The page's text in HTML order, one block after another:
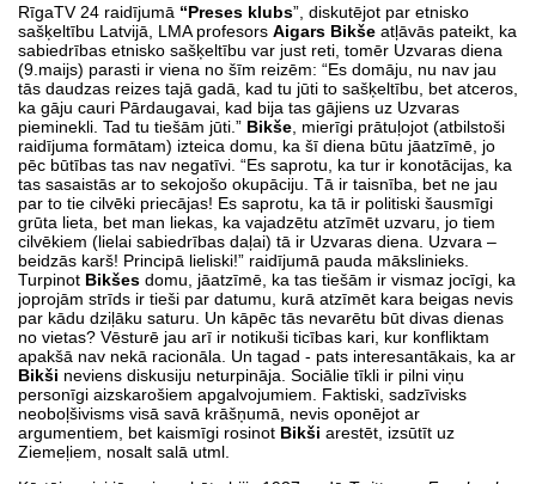
RīgaTV 24 raidījumā “Preses klubs”, diskutējot par etnisko
sašķeltību Latvijā, LMA profesors Aigars Bikše atļāvās pateikt, ka
sabiedrības etnisko sašķeltību var just reti, tomēr Uzvaras diena
(9.maijs) parasti ir viena no šīm reizēm: “Es domāju, nu nav jau
tās daudzas reizes tajā gadā, kad tu jūti to sašķeltību, bet atceros,
ka gāju cauri Pārdaugavai, kad bija tas gājiens uz Uzvaras
pieminekli. Tad tu tiešām jūti.” Bikše , mierīgi prātuļojot (atbilstoši
raidījuma formātam) izteica domu, ka šī diena būtu jāatzīmē, jo
pēc būtības tas nav negatīvi. “Es saprotu, ka tur ir konotācijas, ka
tas sasaistās ar to sekojošo okupāciju. Tā ir taisnība, bet ne jau
par to tie cilvēki priecājas! Es saprotu, ka tā ir politiski šausmīgi
grūta lieta, bet man liekas, ka vajadzētu atzīmēt uzvaru, jo tiem
cilvēkiem (lielai sabiedrības daļai) tā ir Uzvaras diena. Uzvara –
beidzās karš! Principā lieliski!” raidījumā pauda mākslinieks.
Turpinot Bikšes domu, jāatzīmē, ka tas tiešām ir vismaz jocīgi, ka
joprojām strīds ir tieši par datumu, kurā atzīmēt kara beigas nevis
par kādu dziļāku saturu. Un kāpēc tās nevarētu būt divas dienas
no vietas? Vēsturē jau arī ir notikuši ticības kari, kur konfliktam
apakšā nav nekā racionāla. Un tagad - pats interesantākais, ka ar
Bikši neviens diskusiju neturpināja. Sociālie tīkli ir pilni viņu
personīgi aizskarošiem apgalvojumiem. Faktiski, sadzīvisks
neoboļšivisms visā savā krāšņumā, nevis oponējot ar
argumentiem, bet kaismīgi rosinot Bikši arestēt, izsūtīt uz
Ziemeļiem, nosalt salā utml.